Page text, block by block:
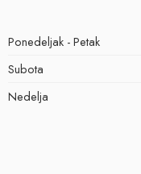
Ponedeljak - Petak
Subota
Nedelja